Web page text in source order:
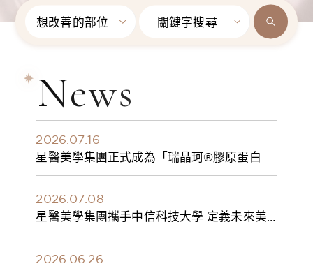
想改善的部位 關鍵字搜尋
News
2026.07.16
星醫美學集團正式成為「瑞晶珂®膠原蛋白植
入劑」台灣獨家總代理
2026.07.08
星醫美學集團攜手中信科技大學 定義未來美
學人才新標準 建構健康美學產學共育模式 串
2026.06.26